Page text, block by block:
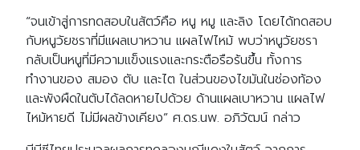
“จนเข้าสู่การทดสอบในสัตว์คือ หนู หมู และลิง โดยได้ทดสอบ
กับหนูวัยชราที่มีแผลเบาหวาน แผลไฟไหม้ พบว่าหนูวัยชรา
กลับเป็นหนูที่มีความแข็งแรงและกระตือรือร้นขึ้น ทั้งการ
ทำงานของ สมอง ตับ และไต ในส่วนของไขมันในช่องท้อง
และพังผืดในตับได้ลดหายไปด้วย ด้านแผลเบาหวาน แผลไฟ
ไหม้หายดี ไม่มีผลข้างเคียง” ศ.ดร.นพ. อภิวัฒน์ กล่าว